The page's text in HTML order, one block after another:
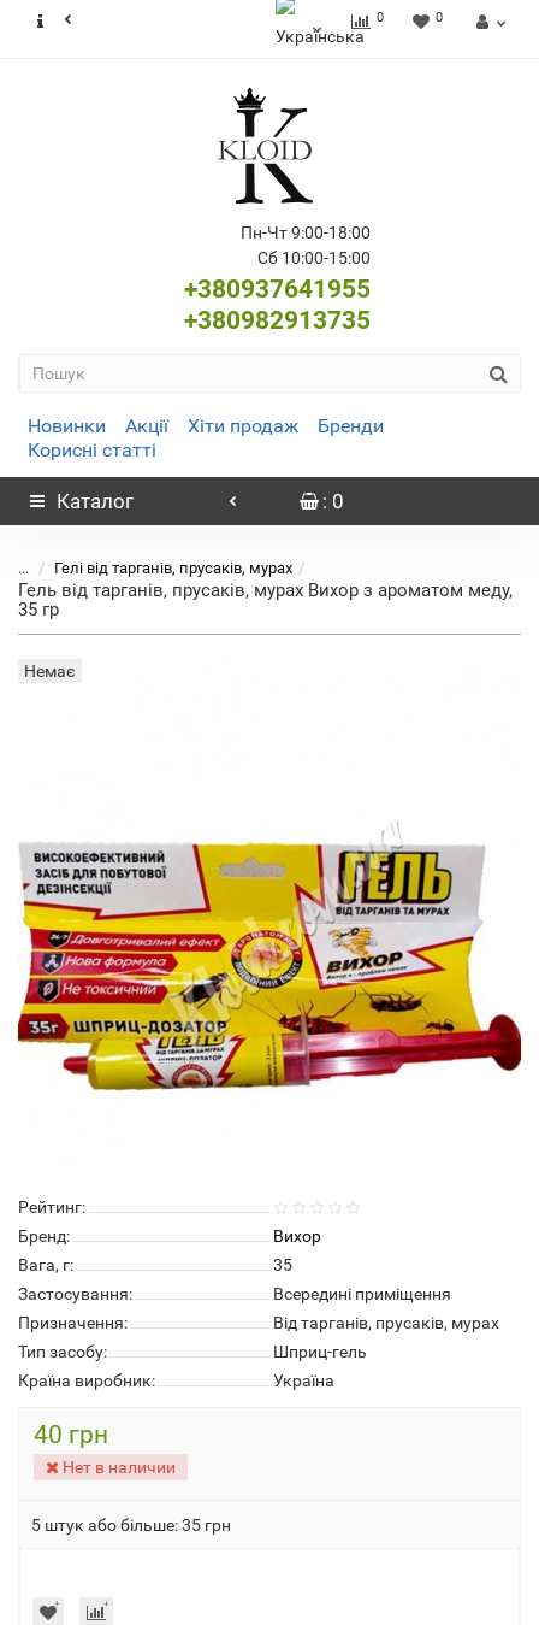
0 0
Пн-Чт 9:00-18:00
Сб 10:00-15:00
+380937641955
+380982913735
Новинки Акції Хіти продаж
Бренди
Корисні статті
Каталог : 0
... Гелі від тарганів, прусаків, мурах
Гель від тарганів, прусаків, мурах Вихор з ароматом меду,
35 гр
Немає
Рейтинг:
Бренд:
Вихор
Вага, г:
35
Застосування:
Всередині приміщення
Призначення:
Від тарганів, прусаків, мурах
Тип засобу:
Шприц-гель
Країна виробник:
Україна
40 грн
Нет в наличии
5 штук або більше: 35 грн